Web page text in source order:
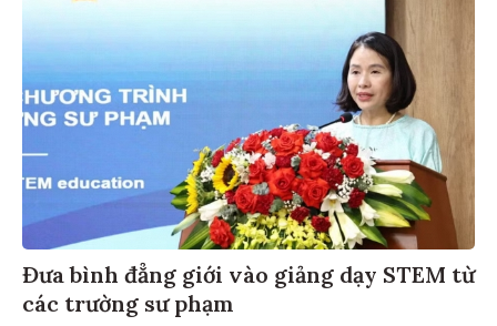
Đưa bình đẳng giới vào giảng dạy STEM từ
các trường sư phạm